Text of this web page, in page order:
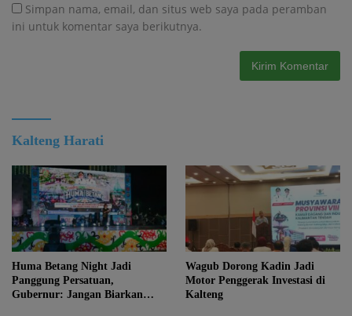
Simpan nama, email, dan situs web saya pada peramban
ini untuk komentar saya berikutnya.
Kalteng Harati
Huma Betang Night Jadi
Panggung Persatuan,
Gubernur: Jangan Biarkan
Wagub Dorong Kadin Jadi
Motor Penggerak Investasi di
Kalteng